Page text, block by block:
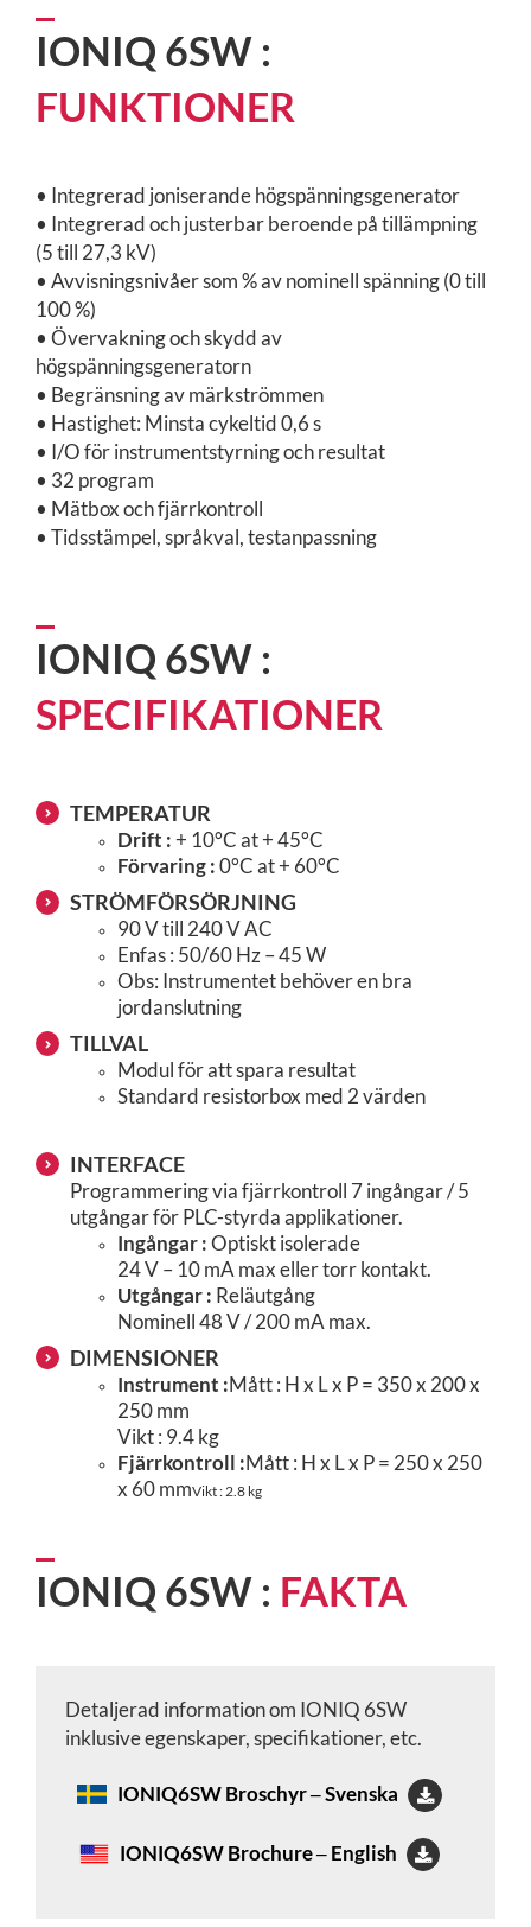
IONIQ 6SW :
FUNKTIONER
• Integrerad joniserande högspänningsgenerator
• Integrerad och justerbar beroende på tillämpning
(5 till 27,3 kV)
• Avvisningsnivåer som % av nominell spänning (0 till
100 %)
• Övervakning och skydd av
högspänningsgeneratorn
• Begränsning av märkströmmen
• Hastighet: Minsta cykeltid 0,6 s
• I/O för instrumentstyrning och resultat
• 32 program
• Mätbox och fjärrkontroll
• Tidsstämpel, språkval, testanpassning
IONIQ 6SW :
SPECIFIKATIONER
TEMPERATUR
Drift :+ 10°C at + 45°C
Förvaring :0°C at + 60°C
STRÖMFÖRSÖRJNING
90 V till 240 V AC
Enfas : 50/60 Hz – 45 W
Obs: Instrumentet behöver en bra
jordanslutning
TILLVAL
Modul för att spara resultat
Standard resistorbox med 2 värden
INTERFACE
Programmering via fjärrkontroll 7 ingångar / 5
utgångar för PLC-styrda applikationer.
Ingångar :Optiskt isolerade
24 V – 10 mA max eller torr kontakt.
Utgångar : Reläutgång
Nominell 48 V / 200 mA max.
DIMENSIONER
Instrument :Mått : H x L x P = 350 x 200 x
250 mm
Vikt : 9.4 kg
Fjärrkontroll :Mått : H x L x P = 250 x 250
x 60 mmVikt : 2.8 kg
IONIQ 6SW : FAKTA
Detaljerad information om IONIQ 6SW
inklusive egenskaper, specifikationer, etc.
IONIQ6SW Broschyr ‒ Svenska
IONIQ6SW Brochure ‒ English